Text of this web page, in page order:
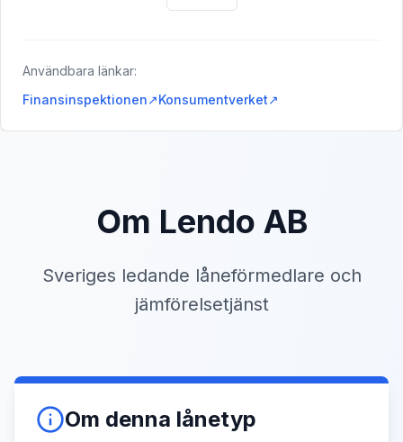
Användbara länkar:
Finansinspektionen↗Konsumentverket↗
Om Lendo AB
Sveriges ledande låneförmedlare och
jämförelsetjänst
Om denna lånetyp